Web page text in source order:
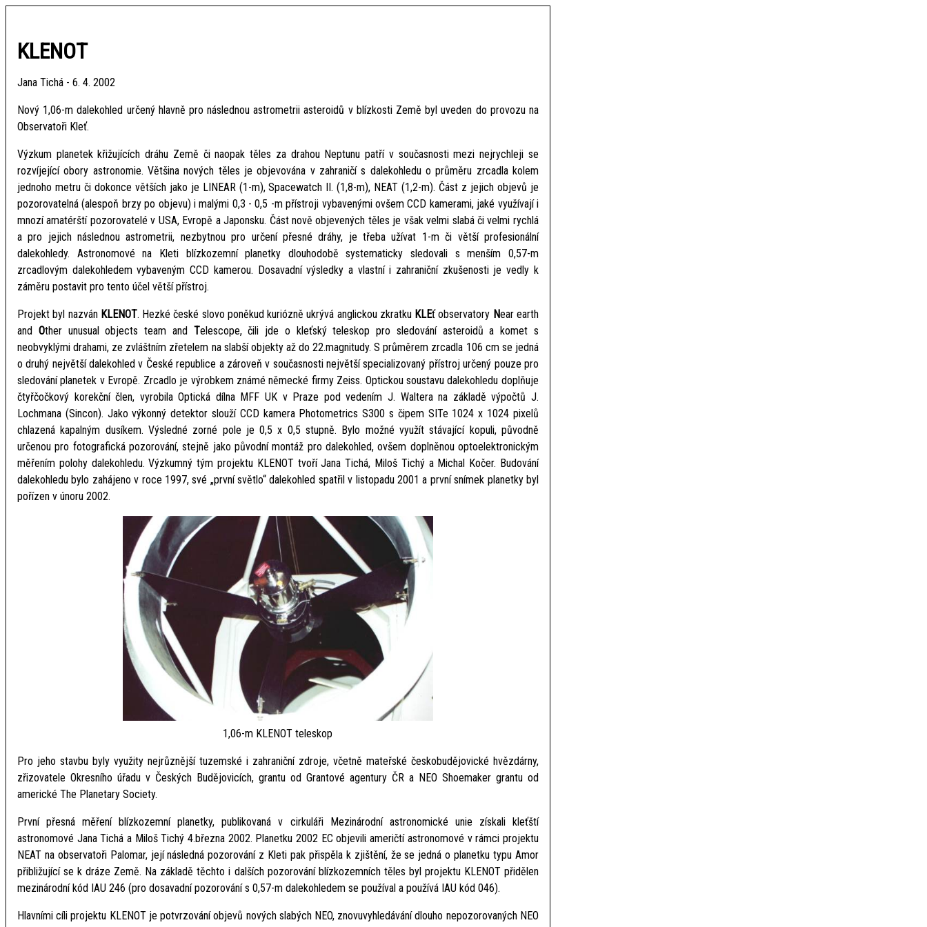
KLENOT
Jana Tichá - 6. 4. 2002
Nový 1,06-m dalekohled určený hlavně pro následnou astrometrii asteroidů v blízkosti Země byl uveden do provozu na
Observatoři Kleť.
Výzkum planetek křižujících dráhu Země či naopak těles za drahou Neptunu patří v současnosti mezi nejrychleji se
rozvíjející obory astronomie. Většina nových těles je objevována v zahraničí s dalekohledu o průměru zrcadla kolem
jednoho metru či dokonce větších jako je LINEAR (1-m), Spacewatch II. (1,8-m), NEAT (1,2-m). Část z jejich objevů je
pozorovatelná (alespoň brzy po objevu) i malými 0,3 - 0,5 -m přístroji vybavenými ovšem CCD kamerami, jaké využívají i
mnozí amatérští pozorovatelé v USA, Evropě a Japonsku. Část nově objevených těles je však velmi slabá či velmi rychlá
a pro jejich následnou astrometrii, nezbytnou pro určení přesné dráhy, je třeba užívat 1-m či větší profesionální
dalekohledy. Astronomové na Kleti blízkozemní planetky dlouhodobě systematicky sledovali s menším 0,57-m
zrcadlovým dalekohledem vybaveným CCD kamerou. Dosavadní výsledky a vlastní i zahraniční zkušenosti je vedly k
záměru postavit pro tento účel větší přístroj.
Projekt byl nazván KLENOT. Hezké české slovo poněkud kuriózně ukrývá anglickou zkratku KLEť observatory Near earth
and Other unusual objects team and Telescope, čili jde o kleťský teleskop pro sledování asteroidů a komet s
neobvyklými drahami, ze zvláštním zřetelem na slabší objekty až do 22.magnitudy. S průměrem zrcadla 106 cm se jedná
o druhý největší dalekohled v České republice a zároveň v současnosti největší specializovaný přístroj určený pouze pro
sledování planetek v Evropě. Zrcadlo je výrobkem známé německé firmy Zeiss. Optickou soustavu dalekohledu doplňuje
čtyřčočkový korekční člen, vyrobila Optická dílna MFF UK v Praze pod vedením J. Waltera na základě výpočtů J.
Lochmana (Sincon). Jako výkonný detektor slouží CCD kamera Photometrics S300 s čipem SITe 1024 x 1024 pixelů
chlazená kapalným dusíkem. Výsledné zorné pole je 0,5 x 0,5 stupně. Bylo možné využít stávající kopuli, původně
určenou pro fotografická pozorování, stejně jako původní montáž pro dalekohled, ovšem doplněnou optoelektronickým
měřením polohy dalekohledu. Výzkumný tým projektu KLENOT tvoří Jana Tichá, Miloš Tichý a Michal Kočer. Budování
dalekohledu bylo zahájeno v roce 1997, své „první světlo“ dalekohled spatřil v listopadu 2001 a první snímek planetky byl
pořízen v únoru 2002.
1,06-m KLENOT teleskop
Pro jeho stavbu byly využity nejrůznější tuzemské i zahraniční zdroje, včetně mateřské českobudějovické hvězdárny,
zřizovatele Okresního úřadu v Českých Budějovicích, grantu od Grantové agentury ČR a NEO Shoemaker grantu od
americké The Planetary Society.
První přesná měření blízkozemní planetky, publikovaná v cirkuláři Mezinárodní astronomické unie získali kleťští
astronomové Jana Tichá a Miloš Tichý 4.března 2002. Planetku 2002 EC objevili američtí astronomové v rámci projektu
NEAT na observatoři Palomar, její následná pozorování z Kleti pak přispěla k zjištění, že se jedná o planetku typu Amor
přibližující se k dráze Země. Na základě těchto i dalších pozorování blízkozemních těles byl projektu KLENOT přidělen
mezinárodní kód IAU 246 (pro dosavadní pozorování s 0,57-m dalekohledem se používal a používá IAU kód 046).
Hlavními cíli projektu KLENOT je potvrzování objevů nových slabých NEO, znovuvyhledávání dlouho nepozorovaných NEO